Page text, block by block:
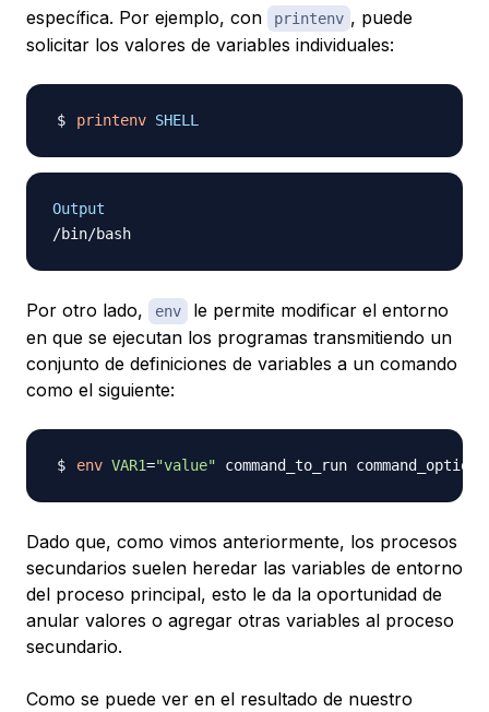
específica. Por ejemplo, con
printenv , puede
solicitar los valores de variables individuales:
printenv SHELL
Output
Por otro lado, env
le permite modificar el entorno
en que se ejecutan los programas transmitiendo un
conjunto de definiciones de variables a un comando
como el siguiente:
env VAR1="value"
Dado que, como vimos anteriormente, los procesos
secundarios suelen heredar las variables de entorno
del proceso principal, esto le da la oportunidad de
anular valores o agregar otras variables al proceso
secundario.
Como se puede ver en el resultado de nuestro